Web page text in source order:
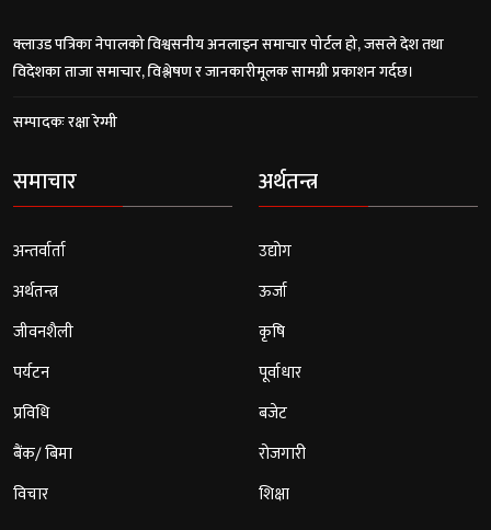
क्लाउड पत्रिका नेपालको विश्वसनीय अनलाइन समाचार पोर्टल हो, जसले देश तथा
विदेशका ताजा समाचार, विश्लेषण र जानकारीमूलक सामग्री प्रकाशन गर्दछ।
सम्पादकः रक्षा रेग्मी
समाचार
अन्तर्वार्ता
अर्थतन्त्र
जीवनशैली
पर्यटन
प्रविधि
बैंक/ बिमा
विचार
अर्थतन्त्र
उद्योग
ऊर्जा
कृषि
पूर्वाधार
बजेट
रोजगारी
शिक्षा